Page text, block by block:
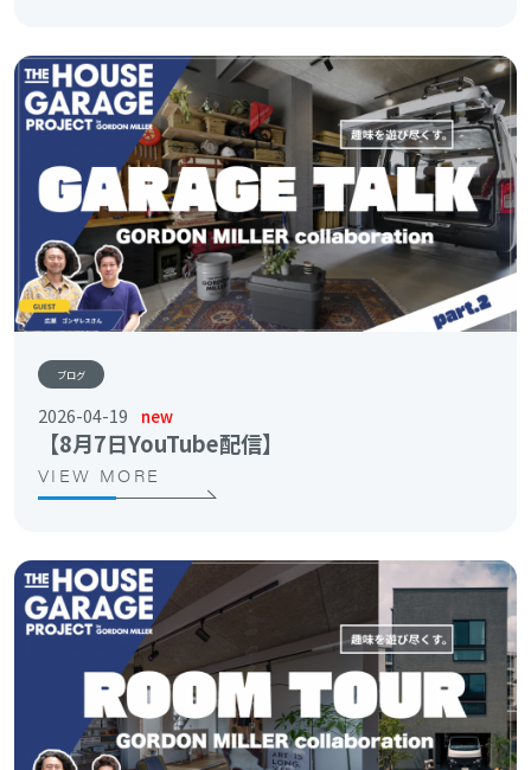
ブログ
2026-04-19 new
【8月7日YouTube配信】
VIEW MORE